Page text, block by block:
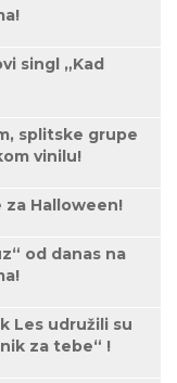
singl „Kad
splitske grupe
vinilu!
za Halloween!
od danas na
Les udružili su
za tebe“ !